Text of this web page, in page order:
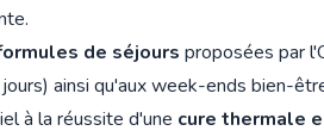
de séjours proposées par
ainsi qu'aux week-ends bien-
à la réussite d'une cure thermale